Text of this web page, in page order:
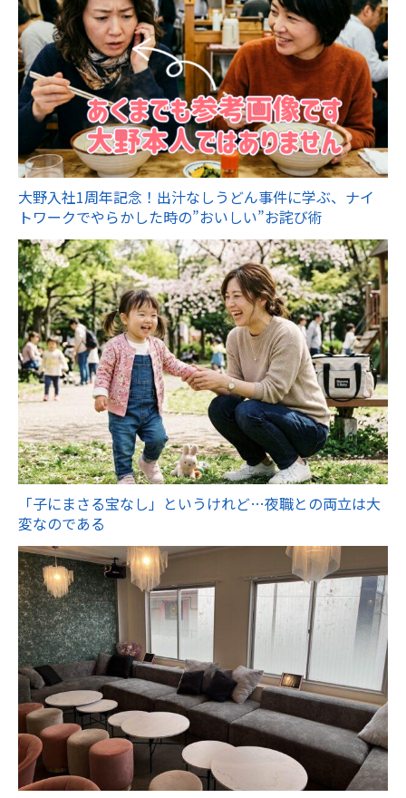
大野入社1周年記念！出汁なしうどん事件に学ぶ、ナイ
トワークでやらかした時の”おいしい”お詫び術
「子にまさる宝なし」というけれど…夜職との両立は大
変なのである